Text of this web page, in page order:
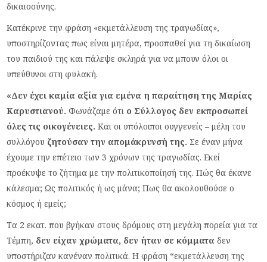
δικαιοσύνης.
Κατέκρινε την φράση «εκμετάλλευση της τραγωδίας»,
υποστηρίζοντας πως είναι μητέρα, προσπαθεί για τη δικαίωση
του παιδιού της και πάλεψε σκληρά για να μπουν όλοι οι
υπεύθυνοι στη φυλακή.
«Δεν έχει καμία αξία για εμένα η παραίτηση της Μαρίας
Καρυστιανού. Φωνάζαμε ότι ο Σύλλογος δεν εκπροσωπεί
όλες τις οικογένειες. Και οι υπόλοιποι συγγενείς – μέλη του
συλλόγου ζητούσαν την απομάκρυνσή της. Σε έναν μήνα
έχουμε την επέτειο των 3 χρόνων της τραγωδίας. Εκεί
προέκυψε το ζήτημα με την πολιτικοποίησή της. Πώς θα έκανε
κάλεσμα; Ως πολιτικός ή ως μάνα; Πως θα ακολουθούσε ο
κόσμος ή εμείς;
Τα 2 εκατ. που βγήκαν στους δρόμους στη μεγάλη πορεία για τα
Τέμπη, δεν είχαν χρώματα, δεν ήταν σε κόμματα δεν
υποστήριζαν κανέναν πολιτικά. Η φράση “εκμετάλλευση της